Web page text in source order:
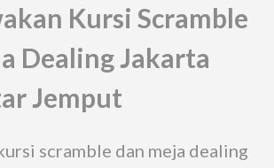
Kursi Scramble
Dealing Jakarta
Jemput
scramble dan meja dealing